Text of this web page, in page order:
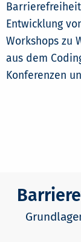
Entwicklung
Workshops zu
aus dem
Konferenzen